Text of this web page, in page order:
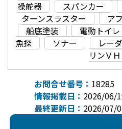
操舵器
スパンカー
ターンスラスター
ア
船底塗装
電動トイレ
魚探
ソナー レー
リンＶ
お問合せ番号： 18285
情報掲載日： 2026/06/
最終更新日： 2026/07/